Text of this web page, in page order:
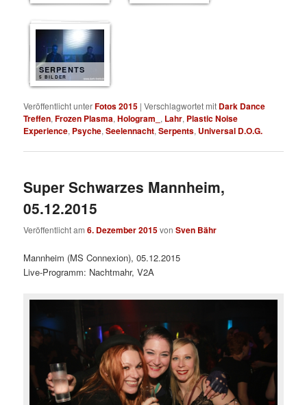
SERPENTS
5 BILDER
Veröffentlicht unterFotos 2015 |Verschlagwortet mit Dark Dance
Treffen,Frozen Plasma,Hologram_ , Lahr, Plastic Noise
Experience, Psyche,Seelennacht,Serpents, Universal D.O.G.
Super Schwarzes Mannheim,
05.12.2015
Veröffentlicht am6. Dezember 2015vonSven Bähr
Mannheim (MS Connexion), 05.12.2015
Live-Programm: Nachtmahr, V2A